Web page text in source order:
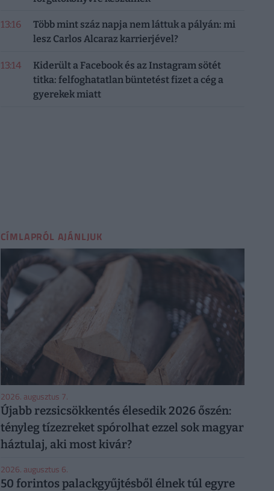
13:16
Több mint száz napja nem láttuk a pályán: mi
lesz Carlos Alcaraz karrierjével?
13:14
Kiderült a Facebook és az Instagram sötét
titka: felfoghatatlan büntetést fizet a cég a
gyerekek miatt
CÍMLAPRÓL AJÁNLJUK
2026. augusztus 7.
Újabb rezsicsökkentés élesedik 2026 őszén:
tényleg tízezreket spórolhat ezzel sok magyar
háztulaj, aki most kivár?
2026. augusztus 6.
50 forintos palackgyűjtésből élnek túl egyre